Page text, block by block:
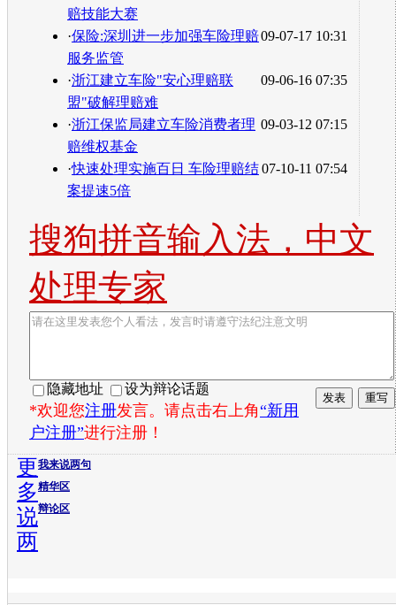
赔技能大赛
09-07-17 10:31
·保险:深圳进一步加强车险理赔
服务监管
09-06-16 07:35
·浙江建立车险"安心理赔联
盟"破解理赔难
09-03-12 07:15
·浙江保监局建立车险消费者理
赔维权基金
07-10-11 07:54
·快速处理实施百日 车险理赔结
案提速5倍
搜狗拼音输入法，中文
处理专家
隐藏地址 设为辩论话题
*欢迎您注册发言。请点击右上角“新用
户注册”进行注册！
我来说两句
精华区
辩论区
更
多
说
两